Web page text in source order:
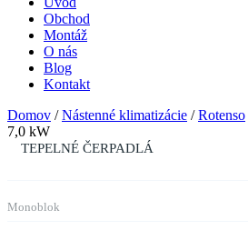
Obchod
Montáž
O nás
Blog
Kontakt
Domov /Nástenné klimatizácie /Rotenso
7,0 kW
TEPELNÉ ČERPADLÁ
Monoblok